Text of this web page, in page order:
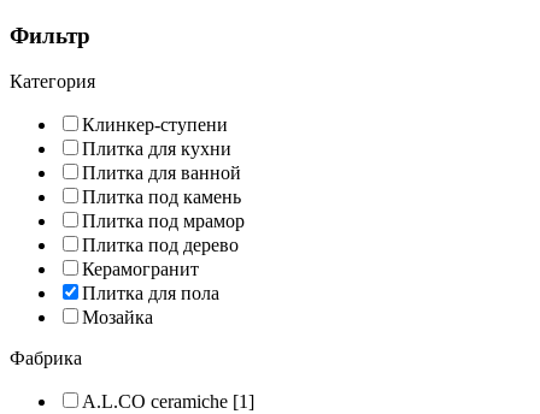
Фильтр
Категория
Клинкер-ступени
Плитка для кухни
Плитка для ванной
Плитка под камень
Плитка под мрамор
Плитка под дерево
Керамогранит
Плитка для пола
Мозайка
Фабрика
A.L.CO ceramiche [1]